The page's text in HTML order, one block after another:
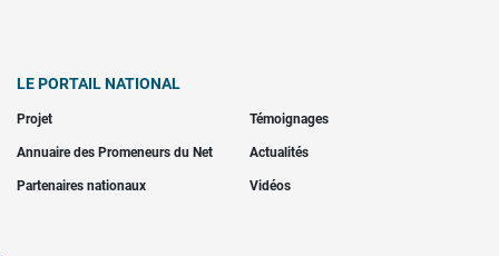
LE PORTAIL NATIONAL
Projet Témoignages
Annuaire des Promeneurs du Net Actualités
Partenaires nationaux Vidéos